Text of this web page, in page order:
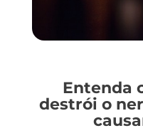
Entenda
destrói o